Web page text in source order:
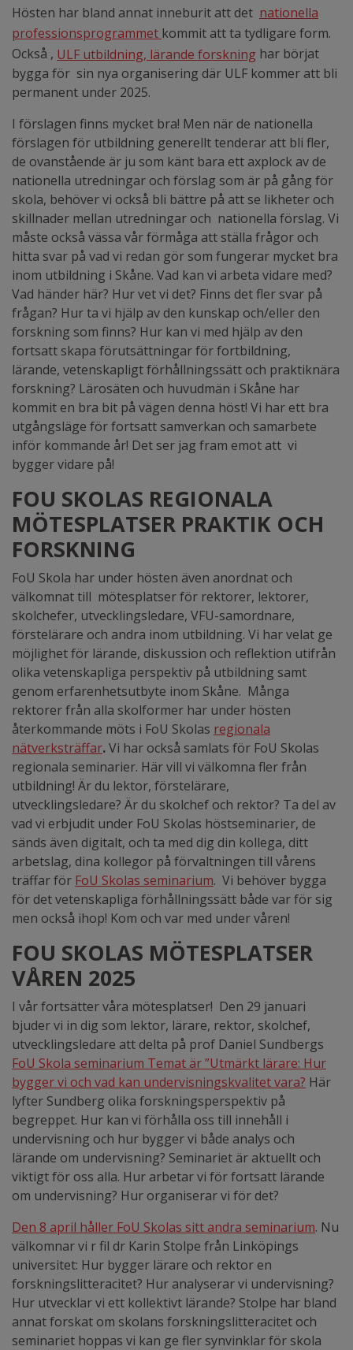
Hösten har bland annat inneburit att det nationella
professionsprogrammet kommit att ta tydligare form.
Också , ULF utbildning, lärande forskning har börjat
bygga för sin nya organisering där ULF kommer att bli
permanent under 2025.
I förslagen finns mycket bra! Men när de nationella
förslagen för utbildning generellt tenderar att bli fler,
de ovanstående är ju som känt bara ett axplock av de
nationella utredningar och förslag som är på gång för
skola, behöver vi också bli bättre på att se likheter och
skillnader mellan utredningar och nationella förslag. Vi
måste också vässa vår förmåga att ställa frågor och
hitta svar på vad vi redan gör som fungerar mycket bra
inom utbildning i Skåne. Vad kan vi arbeta vidare med?
Vad händer här? Hur vet vi det? Finns det fler svar på
frågan? Hur ta vi hjälp av den kunskap och/eller den
forskning som finns? Hur kan vi med hjälp av den
fortsatt skapa förutsättningar för fortbildning,
lärande, vetenskapligt förhållningssätt och praktiknära
forskning? Lärosäten och huvudmän i Skåne har
kommit en bra bit på vägen denna höst! Vi har ett bra
utgångsläge för fortsatt samverkan och samarbete
inför kommande år! Det ser jag fram emot att vi
bygger vidare på!
FOU SKOLAS REGIONALA
MÖTESPLATSER PRAKTIK OCH
FORSKNING
FoU Skola har under hösten även anordnat och
välkomnat till mötesplatser för rektorer, lektorer,
skolchefer, utvecklingsledare, VFU-samordnare,
förstelärare och andra inom utbildning. Vi har velat ge
möjlighet för lärande, diskussion och reflektion utifrån
olika vetenskapliga perspektiv på utbildning samt
genom erfarenhetsutbyte inom Skåne. Många
rektorer från alla skolformer har under hösten
återkommande möts i FoU Skolas regionala
nätverksträffar.Vi har också samlats för FoU Skolas
regionala seminarier. Här vill vi välkomna fler från
utbildning! Är du lektor, förstelärare,
utvecklingsledare? Är du skolchef och rektor? Ta del av
vad vi erbjudit under FoU Skolas höstseminarier, de
sänds även digitalt, och ta med dig din kollega, ditt
arbetslag, dina kollegor på förvaltningen till vårens
träffar för FoU Skolas seminarium. Vi behöver bygga
för det vetenskapliga förhållningssätt både var för sig
men också ihop! Kom och var med under våren!
FOU SKOLAS MÖTESPLATSER
VÅREN 2025
I vår fortsätter våra mötesplatser! Den 29 januari
bjuder vi in dig som lektor, lärare, rektor, skolchef,
utvecklingsledare att delta på prof Daniel Sundbergs
FoU Skola seminarium Temat är ”Utmärkt lärare: Hur
bygger vi och vad kan undervisningskvalitet vara? Här
lyfter Sundberg olika forskningsperspektiv på
begreppet. Hur kan vi förhålla oss till innehåll i
undervisning och hur bygger vi både analys och
lärande om undervisning? Seminariet är aktuellt och
viktigt för oss alla. Hur arbetar vi för fortsatt lärande
om undervisning? Hur organiserar vi för det?
Den 8 april håller FoU Skolas sitt andra seminarium. Nu
välkomnar vi r fil dr Karin Stolpe från Linköpings
universitet: Hur bygger lärare och rektor en
forskningslitteracitet? Hur analyserar vi undervisning?
Hur utvecklar vi ett kollektivt lärande? Stolpe har bland
annat forskat om skolans forskningslitteracitet och
seminariet hoppas vi kan ge fler synvinklar för skola